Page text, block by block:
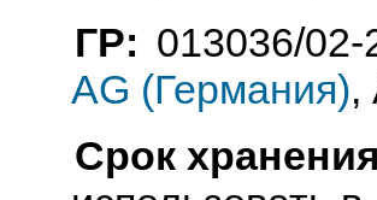
ГР: 013036/
AG (Германия),
Срок